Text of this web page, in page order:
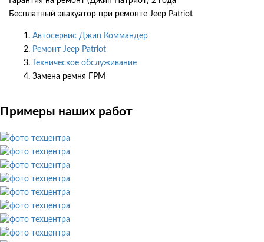
Бесплатный эвакуатор при ремонте Jeep Patriot
Автосервис Джип Коммандер
Ремонт Jeep Patriot
Техническое обслуживание
Замена ремня ГРМ
Примеры наших работ